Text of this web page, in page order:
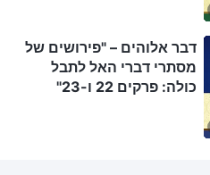
דבר אלוהים – "פירושים של
מסתרי דברי האל לתבל
כולה: פרקים 22 ו-23"